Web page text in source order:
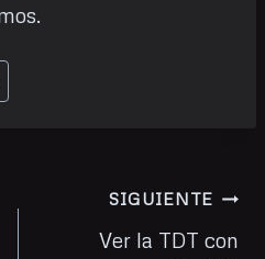
SIGUIENTE
Ver la TDT con